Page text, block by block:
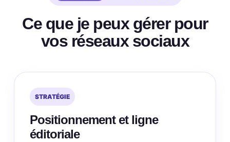
Ce que je peux gérer pour
vos réseaux sociaux
STRATÉGIE
Positionnement et ligne
éditoriale